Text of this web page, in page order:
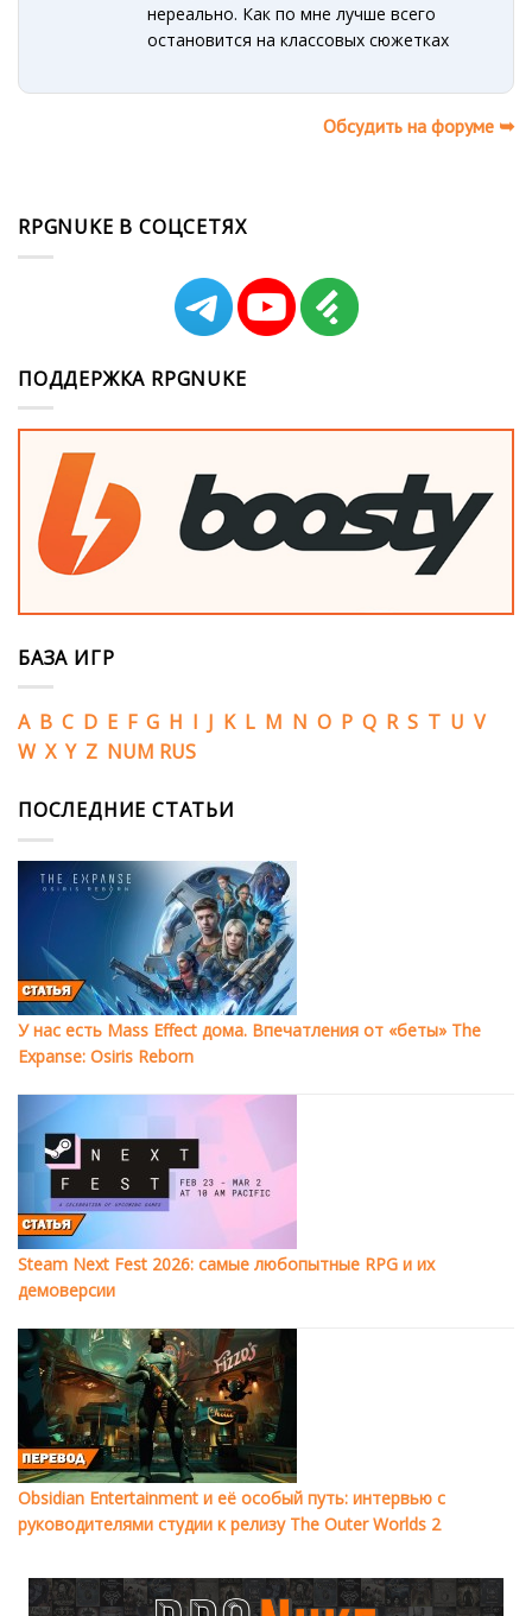
нереально. Как по мне лучше всего
остановится на классовых сюжетках
Обсудить на форуме ➥
RPGNUKE В СОЦСЕТЯХ
ПОДДЕРЖКА RPGNUKE
БАЗА ИГР
A B C D E F G H I J K L M N O P Q R S T U V
W X Y Z NUM RUS
ПОСЛЕДНИЕ СТАТЬИ
У нас есть Mass Effect дома. Впечатления от «беты» The
Expanse: Osiris Reborn
Steam Next Fest 2026: самые любопытные RPG и их
демоверсии
Obsidian Entertainment и её особый путь: интервью с
руководителями студии к релизу The Outer Worlds 2